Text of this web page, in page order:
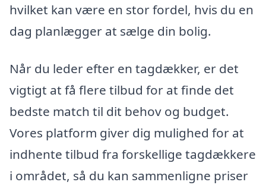
hvilket kan være en stor fordel, hvis du en
dag planlægger at sælge din bolig.
Når du leder efter en tagdækker, er det
vigtigt at få flere tilbud for at finde det
bedste match til dit behov og budget.
Vores platform giver dig mulighed for at
indhente tilbud fra forskellige tagdækkere
i området, så du kan sammenligne priser